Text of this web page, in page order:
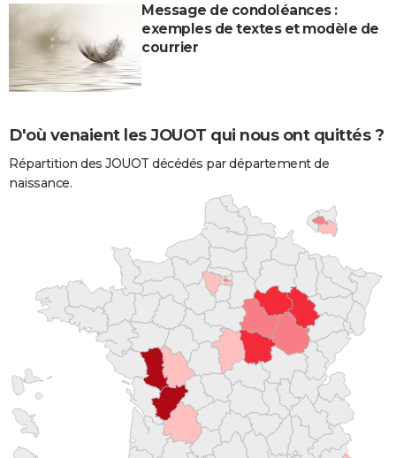
Message de condoléances :
exemples de textes et modèle de
courrier
D'où venaient les JOUOT qui nous ont quittés ?
Répartition des JOUOT décédés par département de
naissance.